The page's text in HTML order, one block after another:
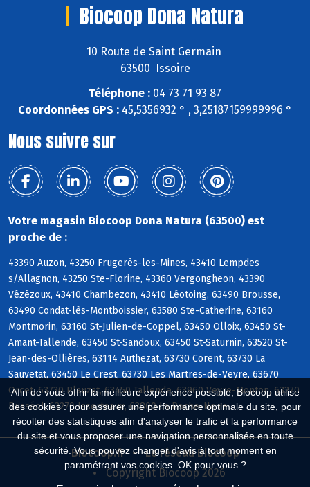
Afin de vous offrir la meilleure expérience possible, Biocoop utilise
des cookies : pour assurer une performance optimale du site, pour
récolter des statistiques afin d'analyser le trafic et la performance
du site et vous proposer une navigation personnalisée en toute
sécurité. Vous pouvez changer d'avis à tout moment en
paramétrant vos cookies. OK pour vous ?
Biocoop Dona Natura
10 Route de Saint Germain
63500 Issoire
Téléphone : 04 73 71 93 87
Coordonnées GPS : 45,5356932 ° , 3,25187159999996 °
Nous suivre sur
Votre magasin Biocoop Dona Natura (63500) est
proche de :
43390 Auzon, 43250 Frugerès-les-Mines, 43410 Lempdes
s/Allagnon, 43250 Ste-Florine, 43360 Vergongheon, 43390
Vézézoux, 43410 Chambezon, 43410 Léotoing, 63490 Brousse,
63490 Condat-lès-Montboissier, 63580 Ste-Catherine, 63160
Montmorin, 63160 St-Julien-de-Coppel, 63450 Olloix, 63450 St-
Amant-Tallende, 63450 St-Sandoux, 63450 St-Saturnin, 63520 St-
Jean-des-Ollières, 63114 Authezat, 63730 Corent, 63730 La
Sauvetat, 63450 Le Crest, 63730 Les Martres-de-Veyre, 63670
Orcet, 63730 Plauzat, 63450 Tallende, 63960 Veyre-Monton, 63270
Busséol, 63270 Isserteaux, 63800 La Roche-Noire
Biocoop.fr
Le réseau Biocoop
Copyright Biocoop 2026